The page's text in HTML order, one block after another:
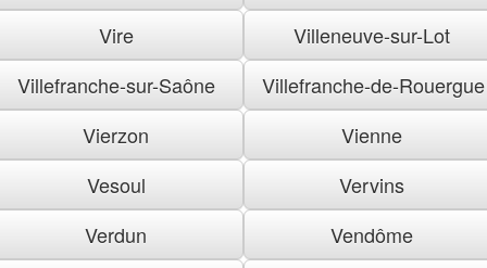
Vire
Villeneuve-sur-Lot
Villefranche-sur-Saône
Villefranche-de-Rouergue
Vierzon
Vienne
Vesoul
Vervins
Verdun
Vendôme